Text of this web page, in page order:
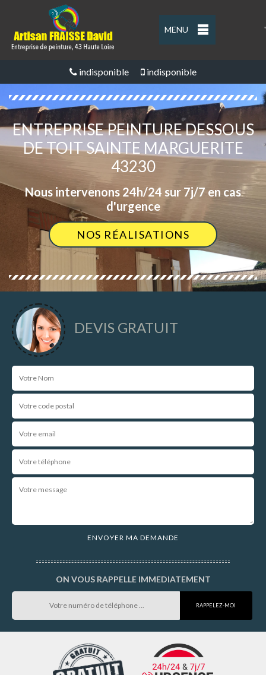
MENU '
indisponible indisponible
ENTREPRISE PEINTURE DESSOUS
DE TOIT SAINTE MARGUERITE
43230
Nous intervenons 24h/24 sur 7j/7 en cas
d'urgence
NOS RÉALISATIONS
DEVIS GRATUIT
ON VOUS RAPPELLE IMMEDIATEMENT